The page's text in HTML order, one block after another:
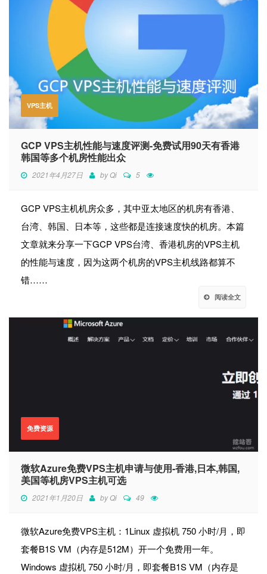
VPS主机
GCP VPS主机性能与速度评测-免费试用90天有香港
韩国等多个机房性能出众
2021年4月27日 byQi 5
GCP VPS主机机房众多，其中亚太地区的机房有香港、
台湾、韩国、日本等，这些都是连接速度快的机房。本篇
文章就来分享一下GCP VPS台湾、香港机房的VPS主机
的性能与速度，因为这两个机房的VPS主机线路都算不
错……
阅读全文
免费资源
微软Azure免费VPS主机申请与使用-香港,日本,韩国,
美国等机房VPS主机可选
2021年1月20日 byQi 49
微软Azure免费VPS主机：1Linux 虚拟机 750 小时/月，即
套餐B1S VM（内存是512M）开一个免费用一年。
Windows 虚拟机 750 小时/月，即套餐B1S VM（内存是